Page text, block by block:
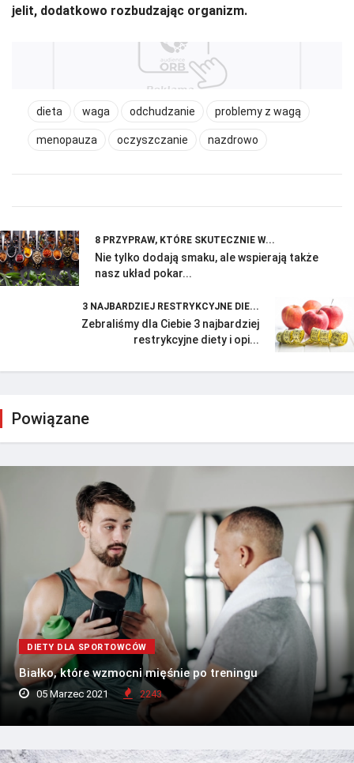
jelit, dodatkowo rozbudzając organizm.
dieta waga odchudzanie problemy z wagą
menopauza oczyszczanie nazdrowo
8 PRZYPRAW, KTÓRE SKUTECZNIE W...
Nie tylko dodają smaku, ale wspierają także
nasz układ pokar...
3 NAJBARDZIEJ RESTRYKCYJNE DIE...
Zebraliśmy dla Ciebie 3 najbardziej
restrykcyjne diety i opi...
Powiązane
DIETY DLA SPORTOWCÓW
Białko, które wzmocni mięśnie po treningu
05 Marzec 2021 2243